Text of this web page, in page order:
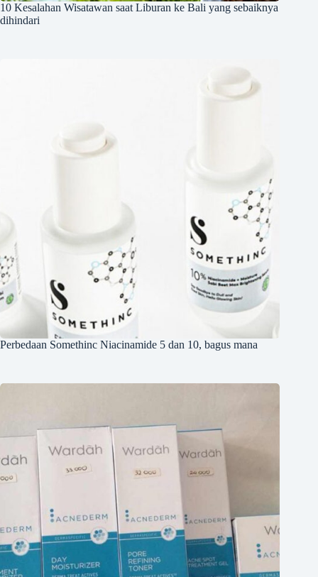
10 Kesalahan Wisatawan saat Liburan ke Bali yang sebaiknya
dihindari
Perbedaan Somethinc Niacinamide 5 dan 10, bagus mana